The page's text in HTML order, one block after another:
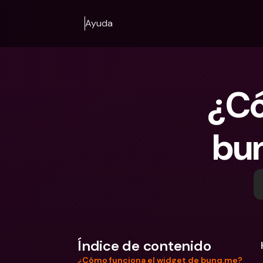
Ayuda
Índice de contenido
¿Cómo funciona el widget de bunq.me?